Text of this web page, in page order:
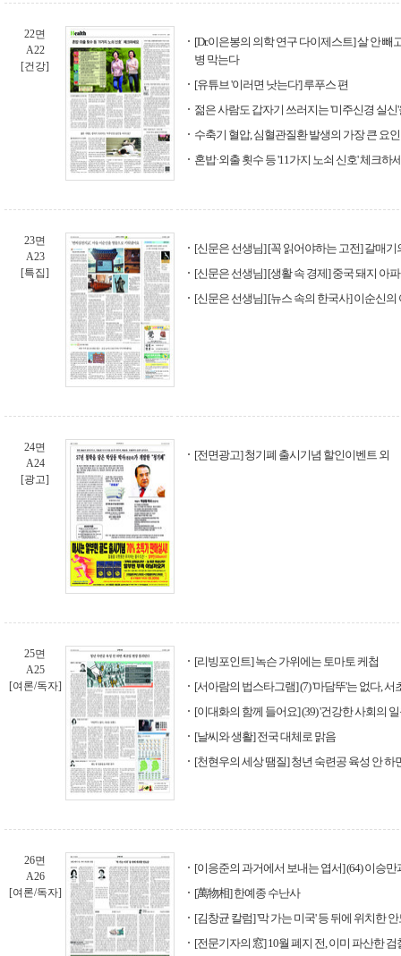
22면
A22
[건강]
[Dr.이은봉의 의학 연구 다이제스트] 살 안 빼
병 막는다
[유튜브 '이러면 낫는다'] 루푸스 편
젊은 사람도 갑자기 쓰러지는 '미주신경 실신
수축기 혈압, 심혈관질환 발생의 가장 큰 요인
혼밥·외출 횟수 등 '11가지 노쇠 신호' 체크하
23면
A23
[특집]
[신문은 선생님] [꼭 읽어야하는 고전] 갈매기
[신문은 선생님] [생활 속 경제] 중국 돼지 아
[신문은 선생님] [뉴스 속의 한국사] 이순신의
24면
A24
[광고]
[전면광고] 청기폐 출시기념 할인이벤트 외
25면
A25
[여론/독자]
[리빙포인트] 녹슨 가위에는 토마토 케첩
[서아람의 법스타그램] (7) '마담뚜'는 없다, 서
[이대화의 함께 들어요] (39) '건강한 사회의 일
[날씨와 생활] 전국 대체로 맑음
[천현우의 세상 땜질] 청년 숙련공 육성 안 하
26면
A26
[여론/독자]
[이응준의 과거에서 보내는 엽서] (64) 이승만
[萬物相] 한예종 수난사
[김창균 칼럼] '막 가는 미국' 등 뒤에 위치한
[전문기자의 窓] 10월 폐지 전, 이미 파산한 검